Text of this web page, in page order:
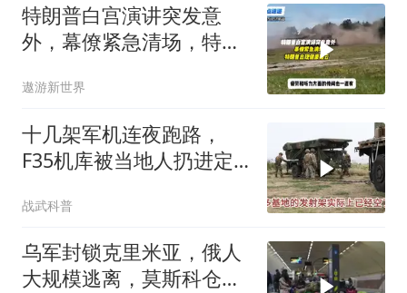
特朗普白宫演讲突发意
外，幕僚紧急清场，特朗
遨游新世界
十几架军机连夜跑路，
F35机库被当地人扔进定
让人掀了个干净
战武科普
乌军封锁克里米亚，俄人
大规模逃离，莫斯科仓库